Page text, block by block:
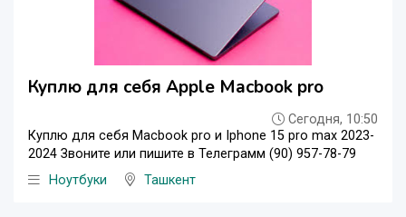
Куплю для себя Apple Macbook pro
Сегодня, 10:50
Куплю для себя Macbook pro и Iphone 15 pro max 2023-
2024 Звоните или пишите в Телеграмм (90) 957-78-79
Ноутбуки
Ташкент